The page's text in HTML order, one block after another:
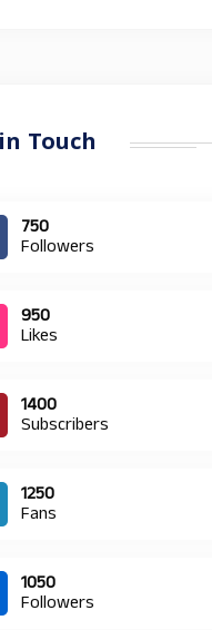
Touch
750
Followers
950
Likes
1400
Subscribers
1250
Fans
1050
Followers